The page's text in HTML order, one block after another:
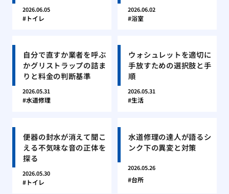
2026.06.05
トイレ
2026.06.02
浴室
自分で直すか業者を呼ぶ
かグリストラップの詰ま
りと料金の判断基準
2026.05.31
水道修理
ウォシュレットを適切に
手放すための選択肢と手
順
2026.05.31
生活
便器の封水が消えて聞こ
える不気味な音の正体を
探る
2026.05.30
トイレ
水道修理の達人が語るシ
ンク下の異変と対策
2026.05.26
台所